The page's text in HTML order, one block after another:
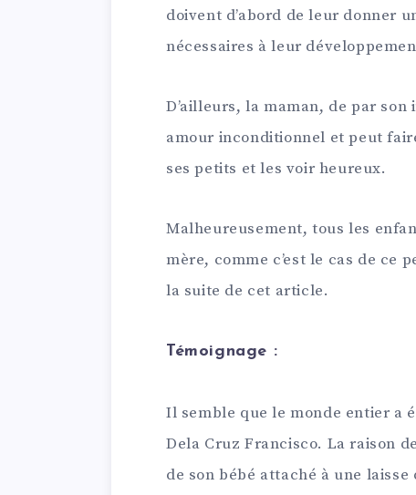
doivent d’abord de leur donner
nécessaires à leur
D’ailleurs, la maman, de par
amour inconditionnel et peut
ses petits et les voir heureux.
Malheureusement, tous les
mère, comme c’est le cas de ce
la suite de cet article.
Témoignage :
Il semble que le monde entier a
Dela Cruz Francisco. La raison
de son bébé attaché à une